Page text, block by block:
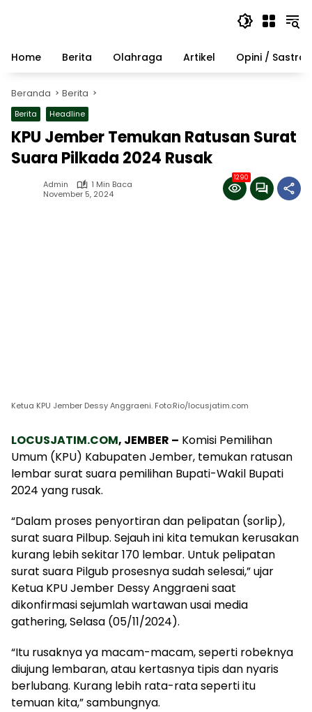
Home
Berita Olahraga Artikel Opini / Sastra
Beranda Berita
Berita Headline
KPU Jember Temukan Ratusan Surat
Suara Pilkada 2024 Rusak
Admin
1 Min Baca
November 5, 2024
1290
Ketua KPU Jember Dessy Anggraeni. Foto:Rio/locusjatim.com
LOCUSJATIM.COM, JEMBER – Komisi Pemilihan
Umum (KPU) Kabupaten Jember, temukan ratusan
lembar surat suara pemilihan Bupati-Wakil Bupati
2024 yang rusak.
“Dalam proses penyortiran dan pelipatan (sorlip),
surat suara Pilbup. Sejauh ini kita temukan kerusakan
kurang lebih sekitar 170 lembar. Untuk pelipatan
surat suara Pilgub prosesnya sudah selesai,” ujar
Ketua KPU Jember Dessy Anggraeni saat
dikonfirmasi sejumlah wartawan usai media
gathering, Selasa (05/11/2024).
“Itu rusaknya ya macam-macam, seperti robeknya
diujung lembaran, atau kertasnya tipis dan nyaris
berlubang. Kurang lebih rata-rata seperti itu
temuan kita,” sambungnya.